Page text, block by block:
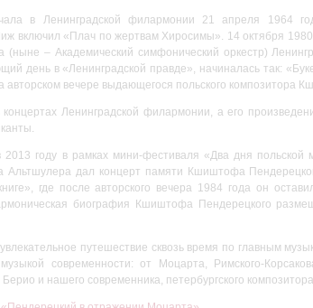
в Ленинградской филармонии 21 апреля 1964
включил «Плач по жертвам Хиросимы». 14 октября
(ныне – Академический симфонический оркестр)
день в «Ленинградской правде», начиналась так:
вечере выдающегося польского композитора
Ленинградской филармонии, а его
году в рамках мини-фестиваля «Два дня польской
дал концерт памяти Кшиштофа
где после авторского вечера 1984 года он
биография Кшиштофа Пендерецкого
путешествие сквозь время по главным
современности: от Моцарта, Римского-
и нашего современника, петербургского